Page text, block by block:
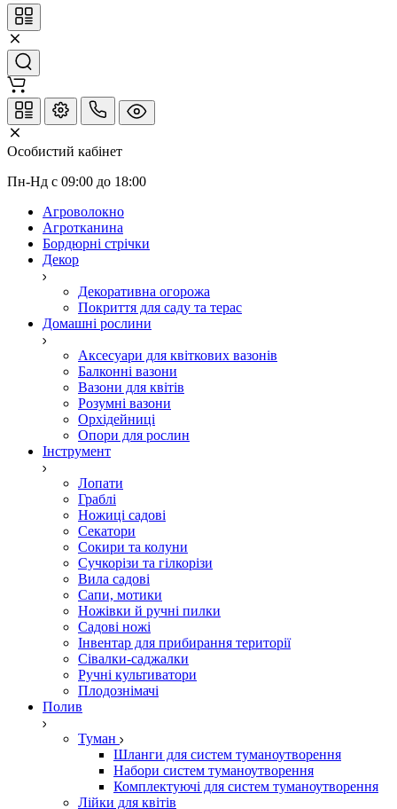
Особистий кабінет
Пн-Нд с 09:00 до 18:00
Агроволокно
Агротканина
Бордюрні стрічки
Декор
Декоративна огорожа
Покриття для саду та терас
Домашні рослини
Аксесуари для квіткових вазонів
Балконні вазони
Вазони для квітів
Розумні вазони
Орхідейниці
Опори для рослин
Інструмент
Лопати
Граблі
Ножиці садові
Секатори
Сокири та колуни
Сучкорізи та гілкорізи
Вила садові
Сапи, мотики
Ножівки й ручні пилки
Садові ножі
Інвентар для прибирання території
Сівалки-саджалки
Ручні культиватори
Плодознімачі
Полив
Туман
Шланги для систем туманоутворення
Набори систем туманоутворення
Комплектуючі для систем туманоутворення
Лійки для квітів